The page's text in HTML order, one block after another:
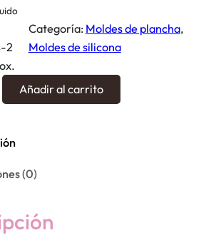
2
Categoría: Moldes de plancha ,
Moldes de silicona
Añadir al carrito
(0)